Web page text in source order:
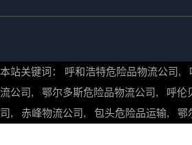
本站关键词： 呼和浩特危险品物流公司,
流公司, 鄂尔多斯危险品物流公司, 呼伦
司, 赤峰物流公司, 包头危险品运输, 鄂